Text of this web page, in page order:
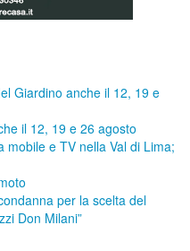
Giardino anche il 12, 19 e
il 12, 19 e 26 agosto
mobile e TV nella Val di Lima;
per la scelta del
Don Milani”